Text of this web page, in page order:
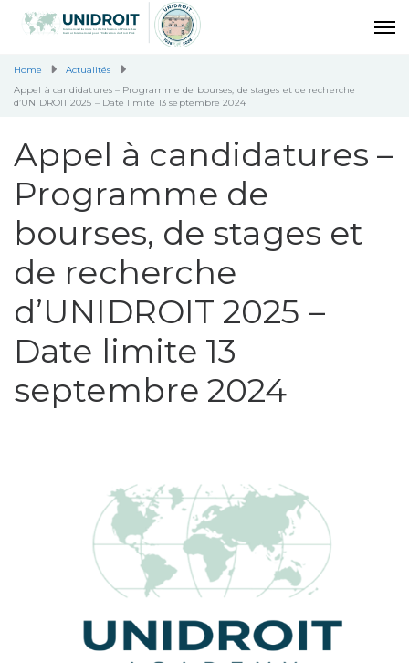
Home
Actualités
Appel à candidatures – Programme de bourses, de stages et de recherche
d’UNIDROIT 2025 – Date limite 13 septembre 2024
Appel à candidatures –
Programme de
bourses, de stages et
de recherche
d’UNIDROIT 2025 –
Date limite 13
septembre 2024